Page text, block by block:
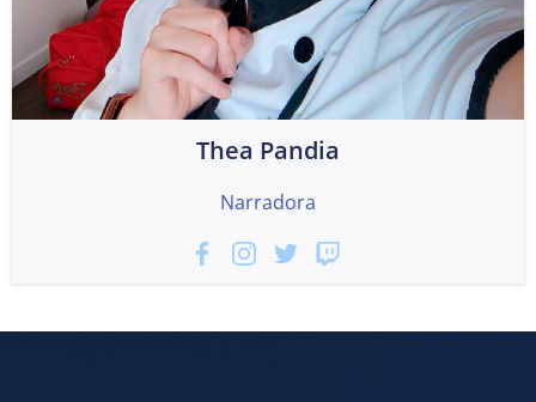
Thea Pandia
Narradora